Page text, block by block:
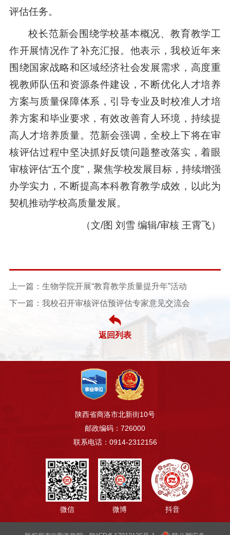
评估任务。
校长范新会围绕学校基本概况、教育教学工
作开展情况作了补充汇报。他表示，我校近年来
围绕国家战略和区域经济社会发展需求，高度重
视教师队伍和资源条件建设，不断优化人才培养
方案与质量保障体系，引导专业及时校准人才培
养方案和毕业要求，有效改善育人环境，持续提
高人才培养质量。范新会强调，全校上下将在审
核评估过程中坚决抓好反馈问题整改落实，着眼
审核评估“五个度”，聚焦学校发展目标，持续增强
办学实力，不断提高本科教育教学成效，以此为
契机推动学校高质量发展。
（文/图 刘雪 编辑/审核 王霄飞）
上一篇：生物学院开展“教育教学质量提升年”活动
下一篇：我校召开审核评估预评估专家意见交流会
返回列表
陕西省商洛市北新街10号
邮政编码：726000
联系电话：0914-2312156
微信 微博 抖音